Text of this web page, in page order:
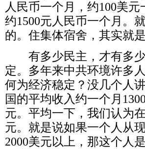
人民币一个月，约100美元
约1500元人民币一个月。
的。住集体宿舍，其实就
有多少民主，才有多
定。多年来中共环境许多
何为经济稳定？没几个人
国的平均收入约一个月 1300
元。平均一下，我们认为
元。就是说如果一个人从
2000美元以上，那这个人